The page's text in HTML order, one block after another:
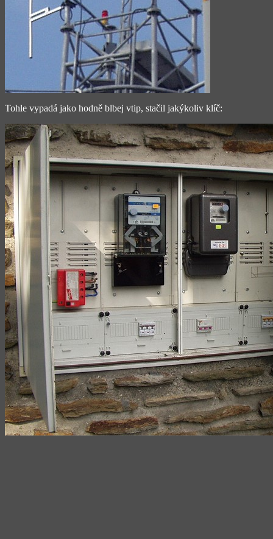
Tohle vypadá jako hodně blbej vtip, stačil jakýkoliv klíč: